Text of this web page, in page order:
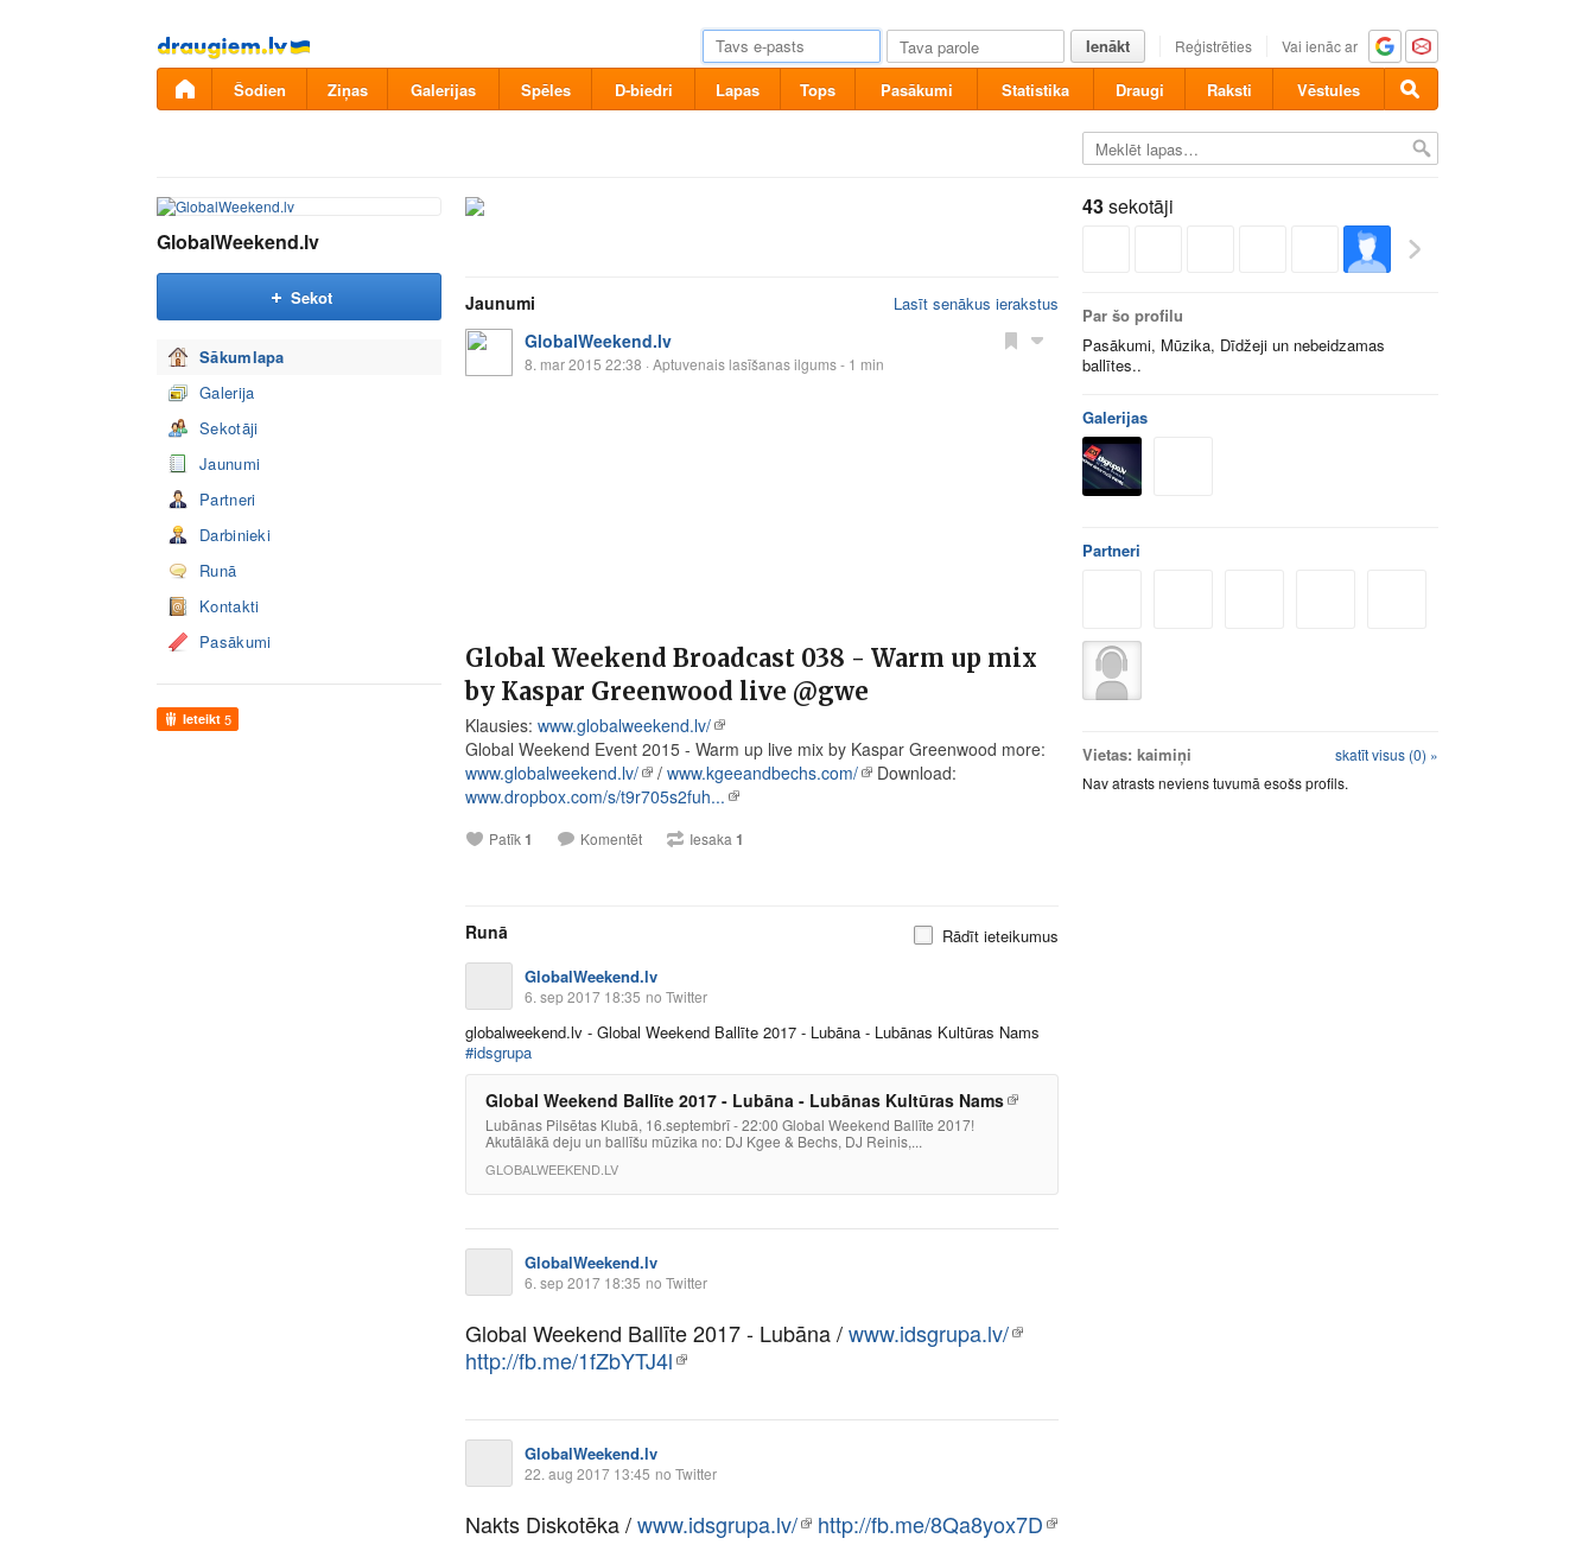
Pāriet
uz
saturu
Ienākt Reģistrēties Vai ienāc ar
Šodien Ziņas Galerijas Spēles D-biedri Lapas Tops Pasākumi Statistika Draugi Raksti Vēstules
GlobalWeekend.lv
Sekot
Sākumlapa
Galerija
Sekotāji
Jaunumi
Partneri
Darbinieki
Runā
Kontakti
Pasākumi
Ieteikt 5
Jaunumi Lasīt senākus ierakstus
GlobalWeekend.lv
8. mar 2015 22:38 · Aptuvenais lasīšanas ilgums - 1 min
Global Weekend Broadcast 038 - Warm up mix
by Kaspar Greenwood live @gwe
Klausies: www.globalweekend.lv/
Global Weekend Event 2015 - Warm up live mix by Kaspar Greenwood more:
www.globalweekend.lv/
/ www.kgeeandbechs.com/
Download:
www.dropbox.com/s/t9r705s2fuh...
Patīk1 Komentēt Iesaka 1
Runā
Rādīt ieteikumus
GlobalWeekend.lv
6. sep 2017 18:35 no Twitter
globalweekend.lv - Global Weekend Ballīte 2017 - Lubāna - Lubānas Kultūras Nams
#idsgrupa
Global Weekend Ballīte 2017 - Lubāna - Lubānas Kultūras Nams
Lubānas Pilsētas Klubā, 16.septembrī - 22:00 Global Weekend Ballīte 2017!
Akutālākā deju un ballīšu mūzika no: DJ Kgee & Bechs, DJ Reinis,...
GLOBALWEEKEND.LV
GlobalWeekend.lv
6. sep 2017 18:35 no Twitter
Global Weekend Ballīte 2017 - Lubāna /www.idsgrupa.lv/
http://fb.me/1fZbYTJ4l
GlobalWeekend.lv
22. aug 2017 13:45 no Twitter
Nakts Diskotēka /www.idsgrupa.lv/ http://fb.me/8Qa8yox7D
43sekotāji
Par šo profilu
Pasākumi, Mūzika, Dīdžeji un nebeidzamas
ballītes..
Galerijas
Partneri
Vietas: kaimiņi
skatīt visus (0) »
Nav atrasts neviens tuvumā esošs profils.